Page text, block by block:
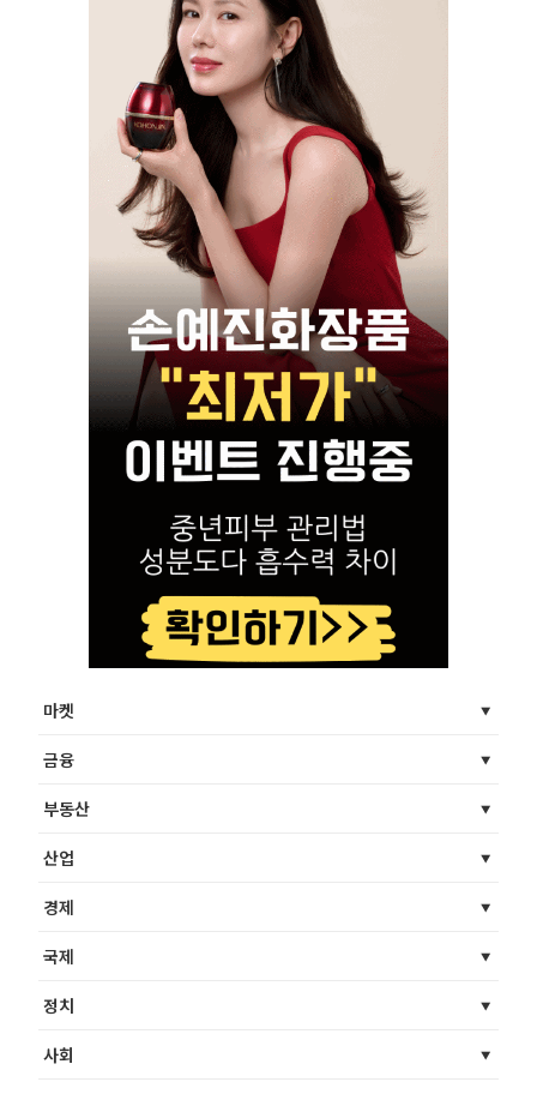
마켓
금융
부동산
산업
경제
국제
정치
사회